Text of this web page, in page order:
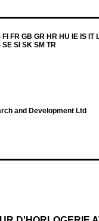
FR GB GR HR HU IE IS IT
SE SI SK SM TR
and Development Ltd